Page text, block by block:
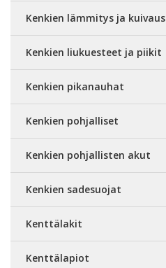
Kenkien lämmitys ja kuivaus
Kenkien liukuesteet ja piikit
Kenkien pikanauhat
Kenkien pohjalliset
Kenkien pohjallisten akut
Kenkien sadesuojat
Kenttälakit
Kenttälapiot